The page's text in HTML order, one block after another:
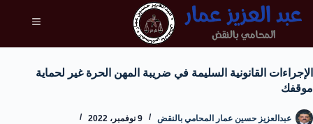
الإجراءات القانونية السليمة في ضريبة المهن الحرة غير لحماية
موقفك
عبدالعزيز حسين عمار المحامي بالنقض
9 نوفمبر، 2022